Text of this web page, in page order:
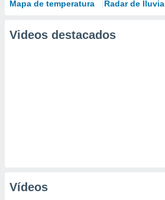
Mapa de temperatura Radar de lluvia
Videos destacados
Vídeos